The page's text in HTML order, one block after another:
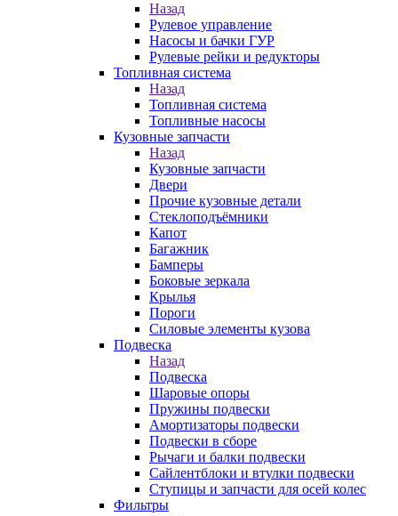
Назад
Рулевое управление
Насосы и бачки ГУР
Рулевые рейки и редукторы
Топливная система
Назад
Топливная система
Топливные насосы
Кузовные запчасти
Назад
Кузовные запчасти
Двери
Прочие кузовные детали
Стеклоподъёмники
Капот
Багажник
Бамперы
Боковые зеркала
Крылья
Пороги
Силовые элементы кузова
Подвеска
Назад
Подвеска
Шаровые опоры
Пружины подвески
Амортизаторы подвески
Подвески в сборе
Рычаги и балки подвески
Сайлентблоки и втулки подвески
Ступицы и запчасти для осей колес
Фильтры